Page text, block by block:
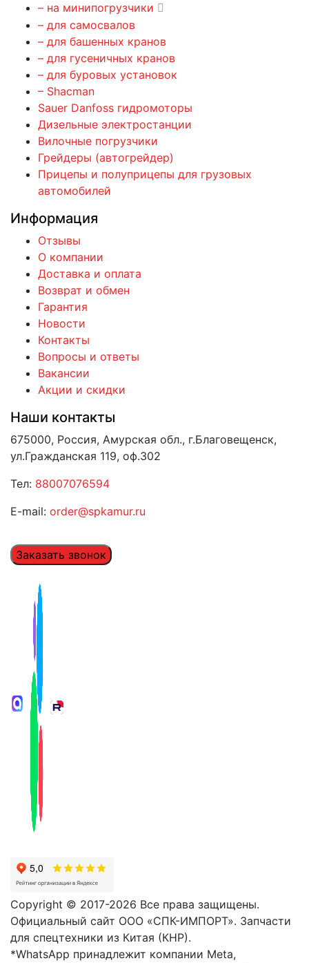
– на минипогрузчики
– для самосвалов
– для башенных кранов
– для гусеничных кранов
– для буровых установок
– Shacman
Sauer Danfoss гидромоторы
Дизельные электростанции
Вилочные погрузчики
Грейдеры (автогрейдер)
Прицепы и полуприцепы для грузовых
автомобилей
Информация
Отзывы
О компании
Доставка и оплата
Возврат и обмен
Гарантия
Новости
Контакты
Вопросы и ответы
Вакансии
Акции и скидки
Наши контакты
675000, Россия, Амурская обл., г.Благовещенск,
ул.Гражданская 119, оф.302
Тел: 88007076594
E-mail: order@spkamur.ru
Заказать звонок
Copyright © 2017-2026 Все права защищены.
Официальный сайт ООО «СПК-ИМПОРТ». Запчасти
для спецтехники из Китая (КНР).
*WhatsApp принадлежит компании Meta,